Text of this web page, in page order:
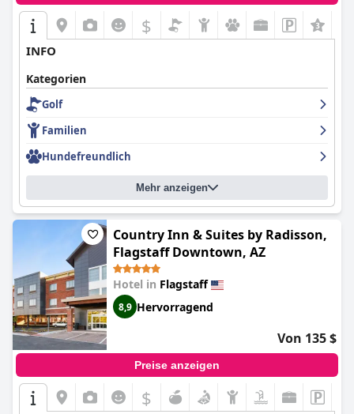
$
INFO
Kategorien
Golf
Familien
Hundefreundlich
Mehr anzeigen
Country Inn & Suites by Radisson,
Flagstaff Downtown, AZ
Hotel in Flagstaff
8,9 Hervorragend
Von 135 $
Preise anzeigen
$